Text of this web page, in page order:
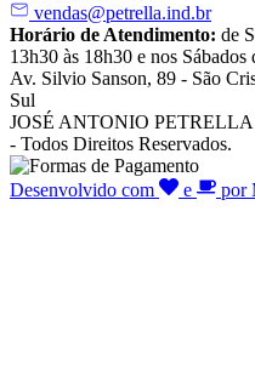
vendas@petrella.ind.br
Horário de Atendimento: de
13h30 às 18h30 e nos Sábados
Av. Silvio Sanson, 89 - São
Sul
JOSÉ ANTONIO
- Todos Direitos Reservados.
Desenvolvido com e por